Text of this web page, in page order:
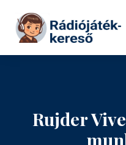
Tovább a tartalomhoz
Rujder